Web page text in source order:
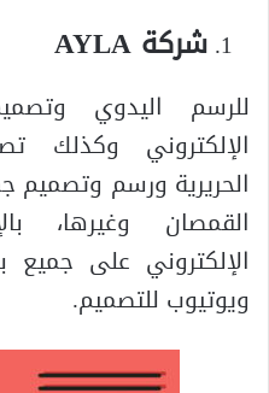
شركة AYLA
للرسم اليدوي
الإلكتروني وكذلك
الحريرية ورسم وتصميم
القمصان وغيرها،
الإلكتروني على جميع
ويوتيوب للتصميم.